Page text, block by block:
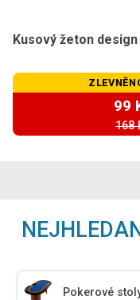
Kusový žeton
99
168
Pokerové